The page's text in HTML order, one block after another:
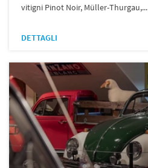
vitigni Pinot Noir, Müller-Thurgau,...
DETTAGLI